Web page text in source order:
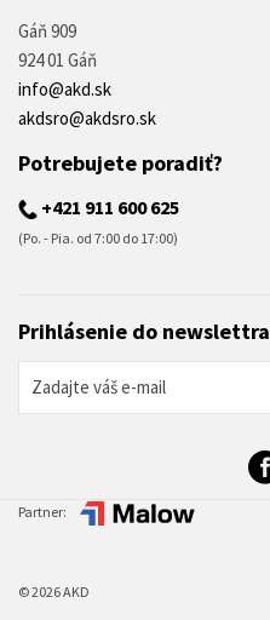
Gáň 909
924 01 Gáň
info@akd.sk
akdsro@akdsro.sk
Potrebujete poradiť?
+421 911 600 625
(Po. - Pia. od 7:00 do 17:00)
Prihlásenie do newslettra
Partner:
© 2026 AKD